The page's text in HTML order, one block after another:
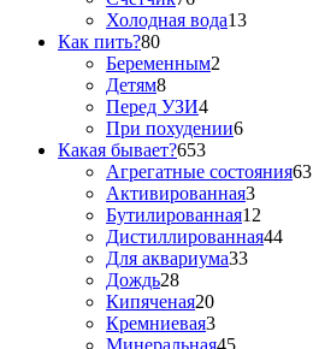
Холодная вода13
Как пить?80
Беременным2
Детям8
Перед УЗИ4
При похудении6
Какая бывает?653
Агрегатные состояния63
Активированная3
Бутилированная12
Дистиллированная44
Для аквариума33
Дождь28
Кипяченая20
Кремниевая3
Минеральная45